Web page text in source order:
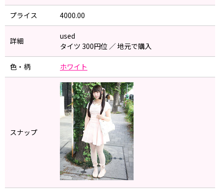
プライス 4000.00
詳細
used
タイツ 300円位 ／ 地元で購入
色・柄 ホワイト
スナップ